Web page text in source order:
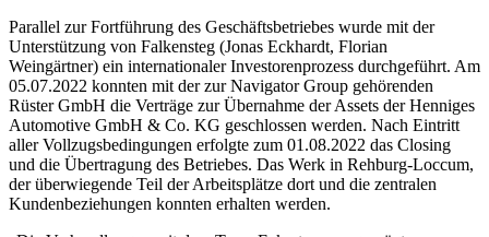
Parallel zur Fortführung des Geschäftsbetriebes wurde mit der
Unterstützung von Falkensteg (Jonas Eckhardt, Florian
Weingärtner) ein internationaler Investorenprozess durchgeführt. Am
05.07.2022 konnten mit der zur Navigator Group gehörenden
Rüster GmbH die Verträge zur Übernahme der Assets der Henniges
Automotive GmbH & Co. KG geschlossen werden. Nach Eintritt
aller Vollzugsbedingungen erfolgte zum 01.08.2022 das Closing
und die Übertragung des Betriebes. Das Werk in Rehburg-Loccum,
der überwiegende Teil der Arbeitsplätze dort und die zentralen
Kundenbeziehungen konnten erhalten werden.